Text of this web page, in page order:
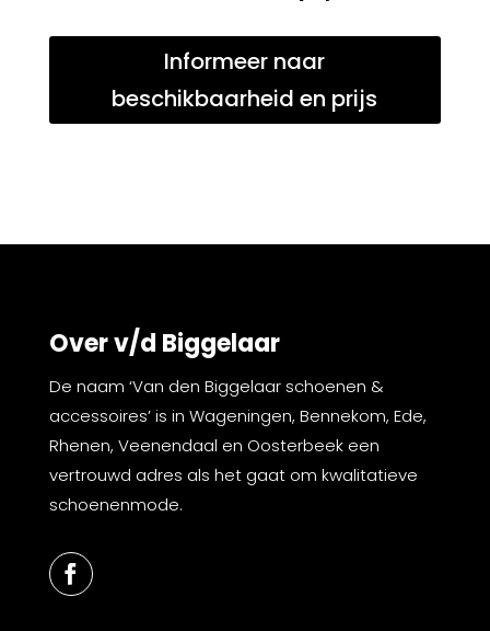
Informeer naar
beschikbaarheid en prijs
Over v/d Biggelaar
De naam ‘Van den Biggelaar schoenen &
accessoires’ is in Wageningen, Bennekom, Ede,
Rhenen, Veenendaal en Oosterbeek een
vertrouwd adres als het gaat om kwalitatieve
schoenenmode.